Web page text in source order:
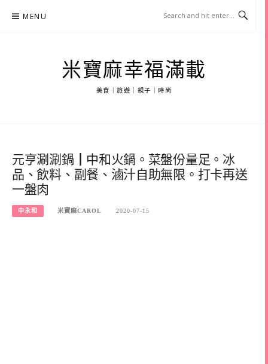
MENU
米寶麻幸福滿載
美食｜旅遊｜親子｜時尚
元亨涮涮鍋┃中和火鍋。菜盤份量足。冰
品、飲料、副餐、滷汁自助無限。打卡再送
一盤肉
中永和 米寶麻CAROL 2020-07-15